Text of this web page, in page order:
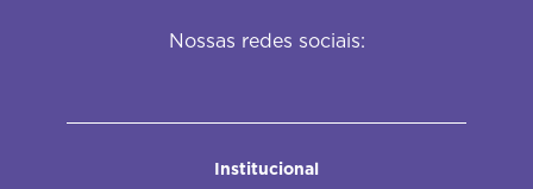
Nossas redes sociais:
Institucional